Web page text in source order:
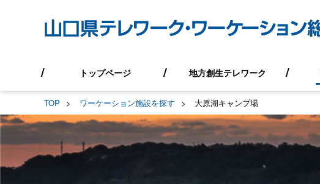
トップページ 地方創生テレワーク
TOP ワーケーション施設を探す 大原湖キャンプ場